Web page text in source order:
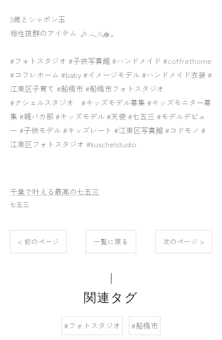
3歳とシャボン玉
相性抜群のアイテム 𓈒𓏸 𓂃◌𓈒𓐍 𓈒
#フォトスタジオ #子供写真館 #ハンドメイド #coffrethome
#コフレホーム #baby #イメージモデル #ハンドメイド衣装 #
江東区子育て #船橋市 #船橋市フォトスタジオ
#クシェルスタジオ #キッズモデル募集 #キッズモニター募
集 #親バカ部 #キッズモデル #天使 #七五三 #モデルデビュ
ー #子供モデル #キッズレート #江東区写真館 #コドモノ #
江東区フォトスタジオ #kuschelstudio
千葉で叶える最高の七五三
七五三
< 前のページ 一覧に戻る 次のページ >
関連タグ
#フォトスタジオ #船橋市